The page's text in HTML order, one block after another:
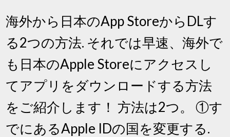
海外から日本のApp StoreからDLす
る2つの方法. それでは早速、海外で
も日本のApple Storeにアクセスし
てアプリをダウンロードする方法
をご紹介します！ 方法は2つ。 ①す
でにあるApple IDの国を変更する.